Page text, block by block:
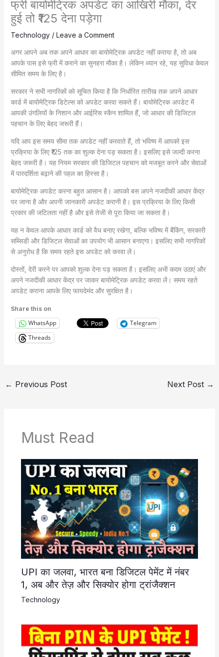
फ्री बायोमेट्रिक अपडेट का आखिरी मौका, देर
हुई तो ₹125 देना पड़ेगा
Technology/ Leave a Comment
अगर आपने अब तक अपने आधार का बायोमेट्रिक अपडेट नहीं कराया है, तो अब
आपके पास इसे फ्री में कराने का सुनहरा मौका है। लेकिन ध्यान रहे, यह सुविधा केवल
सीमित समय के लिए है।
सरकार ने सभी नागरिकों को सूचित किया है कि निर्धारित तारीख तक अपने आधार
कार्ड में बायोमेट्रिक डिटेल्स को अपडेट करवा सकते हैं। बायोमेट्रिक अपडेट में
आपकी उंगलियों के निशान और आईरिस स्कैन शामिल हैं, जो आधार की डिजिटल
पहचान के लिए बेहद जरूरी हैं।
यदि आप इस समय सीमा तक अपडेट नहीं करवाते हैं, तो भविष्य में आपको इस
प्रक्रिया के लिए ₹125 तक का शुल्क देना पड़ सकता है। इसलिए इसे जल्दी करना
बेहद जरूरी है। यह नियम सरकार की डिजिटल पहचान को मजबूत करने और सेवाओं
में पारदर्शिता बढ़ाने की पहल का हिस्सा है।
बायोमेट्रिक अपडेट करना बहुत आसान है। आपको बस अपने नजदीकी आधार केंद्र
पर जाना है और अपनी जानकारी अपडेट करानी है। इस प्रक्रिया के लिए किसी
प्रकार की जटिलता नहीं है और इसे तेजी से पूरा किया जा सकता है।
यह न केवल आपके आधार कार्ड को वैध बनाए रखेगा, बल्कि भविष्य में बैंकिंग, सरकारी
सब्सिडी और डिजिटल सेवाओं का उपयोग भी आसान बनाएगा। इसलिए सभी नागरिकों
से अनुरोध है कि समय रहते इस अपडेट को करवा लें।
दोस्तों, देरी करने पर आपको शुल्क देना पड़ सकता है। इसलिए अभी कदम उठाएं और
अपने नजदीकी आधार केंद्र पर जाकर बायोमेट्रिक अपडेट करवा लें। समय रहते
अपडेट कराना आपके लिए फायदेमंद और सुरक्षित है।
Share this on
WhatsApp
Telegram
Threads
← Previous Post Next Post →
Must Read
UPI का जलवा, भारत बना डिजिटल पेमेंट में नंबर
1, अब और तेज़ और सिक्योर होगा ट्रांजैक्शन
Technology